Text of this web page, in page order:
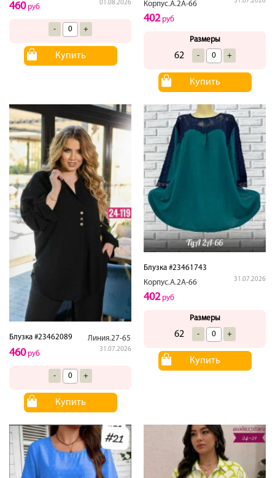
01.08.2026
460руб
- +
Купить
Корпус.А.2А-66
402руб
Размеры
62 - +
Купить
Блузка #23462089 Линия.27-65
31.07.2026
460руб
- +
Купить
Блузка #23461743
Корпус.А.2А-66
31.07.2026
402руб
Размеры
62 - +
Купить